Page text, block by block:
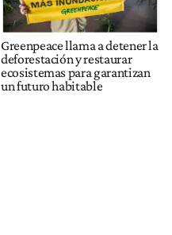
Greenpeace llama a detener la
deforestación y restaurar
ecosistemas para garantizan
un futuro habitable